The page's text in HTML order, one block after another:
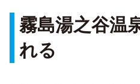
霧島湯之谷温
れる